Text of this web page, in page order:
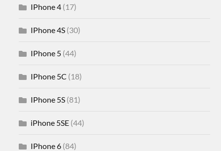
IPhone 4 (17)
IPhone 4S (30)
IPhone 5 (44)
IPhone 5C (18)
IPhone 5S (81)
iPhone 5SE (44)
IPhone 6 (84)